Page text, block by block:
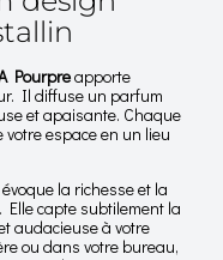
Pourpreapporte
Il diffuse un parfum
et apaisante. Chaque
espace en un lieu
la richesse et la
capte subtilement la
audacieuse à votre
ou dans votre bureau,